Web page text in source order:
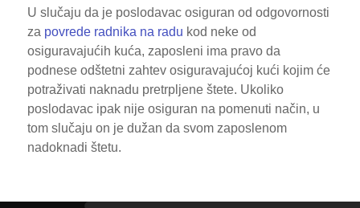
U slučaju da je poslodavac osiguran od odgovornosti
za povrede radnika na radu kod neke od
osiguravajućih kuća, zaposleni ima pravo da
podnese odštetni zahtev osiguravajućoj kući kojim će
potraživati naknadu pretrpljene štete. Ukoliko
poslodavac ipak nije osiguran na pomenuti način, u
tom slučaju on je dužan da svom zaposlenom
nadoknadi štetu.